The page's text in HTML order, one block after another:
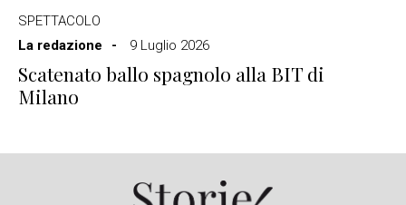
SPETTACOLO
La redazione
9 Luglio 2026
Scatenato ballo spagnolo alla BIT di
Milano